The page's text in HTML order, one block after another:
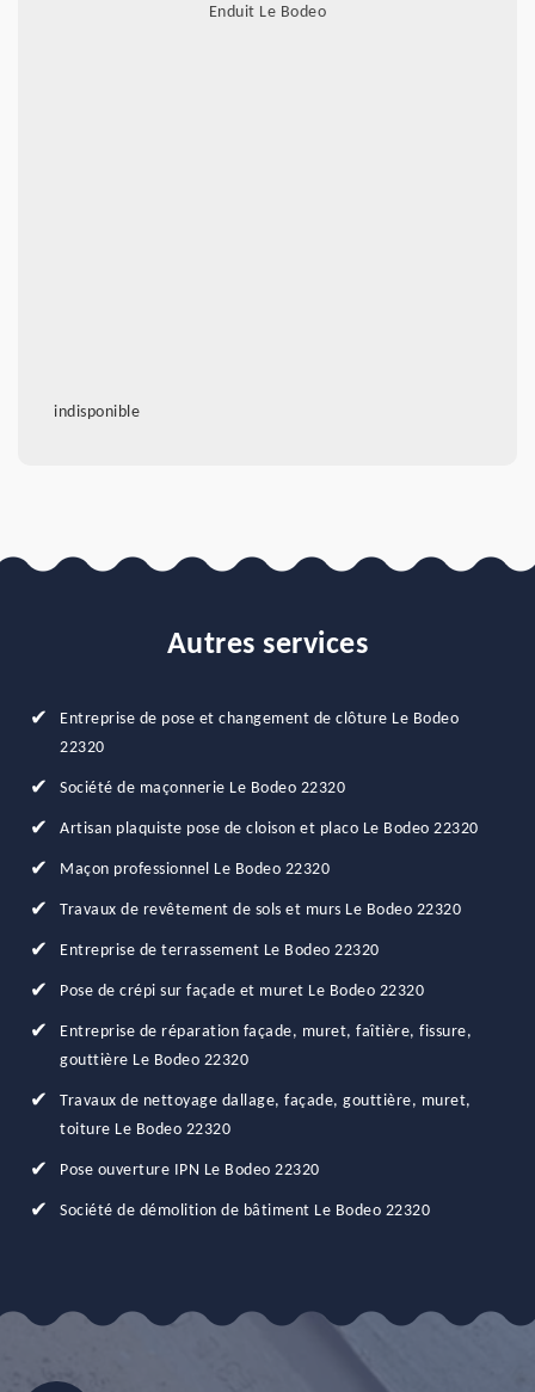
Enduit Le Bodeo
indisponible
Autres services
Entreprise de pose et changement de clôture Le Bodeo
22320
Société de maçonnerie Le Bodeo 22320
Artisan plaquiste pose de cloison et placo Le Bodeo 22320
Maçon professionnel Le Bodeo 22320
Travaux de revêtement de sols et murs Le Bodeo 22320
Entreprise de terrassement Le Bodeo 22320
Pose de crépi sur façade et muret Le Bodeo 22320
Entreprise de réparation façade, muret, faîtière, fissure,
gouttière Le Bodeo 22320
Travaux de nettoyage dallage, façade, gouttière, muret,
toiture Le Bodeo 22320
Pose ouverture IPN Le Bodeo 22320
Société de démolition de bâtiment Le Bodeo 22320